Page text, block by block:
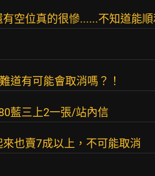
空位真的很慘......不知道能順
道有可能會取消嗎？！
藍三上2一張/站內信
也賣7成以上，不可能取消